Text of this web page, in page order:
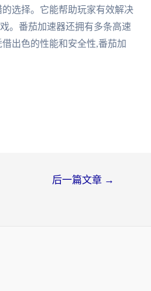
选择。它能帮助玩家有效解决
。番茄加速器还拥有多条高速
出色的性能和安全性,番茄加
后一篇文章 →